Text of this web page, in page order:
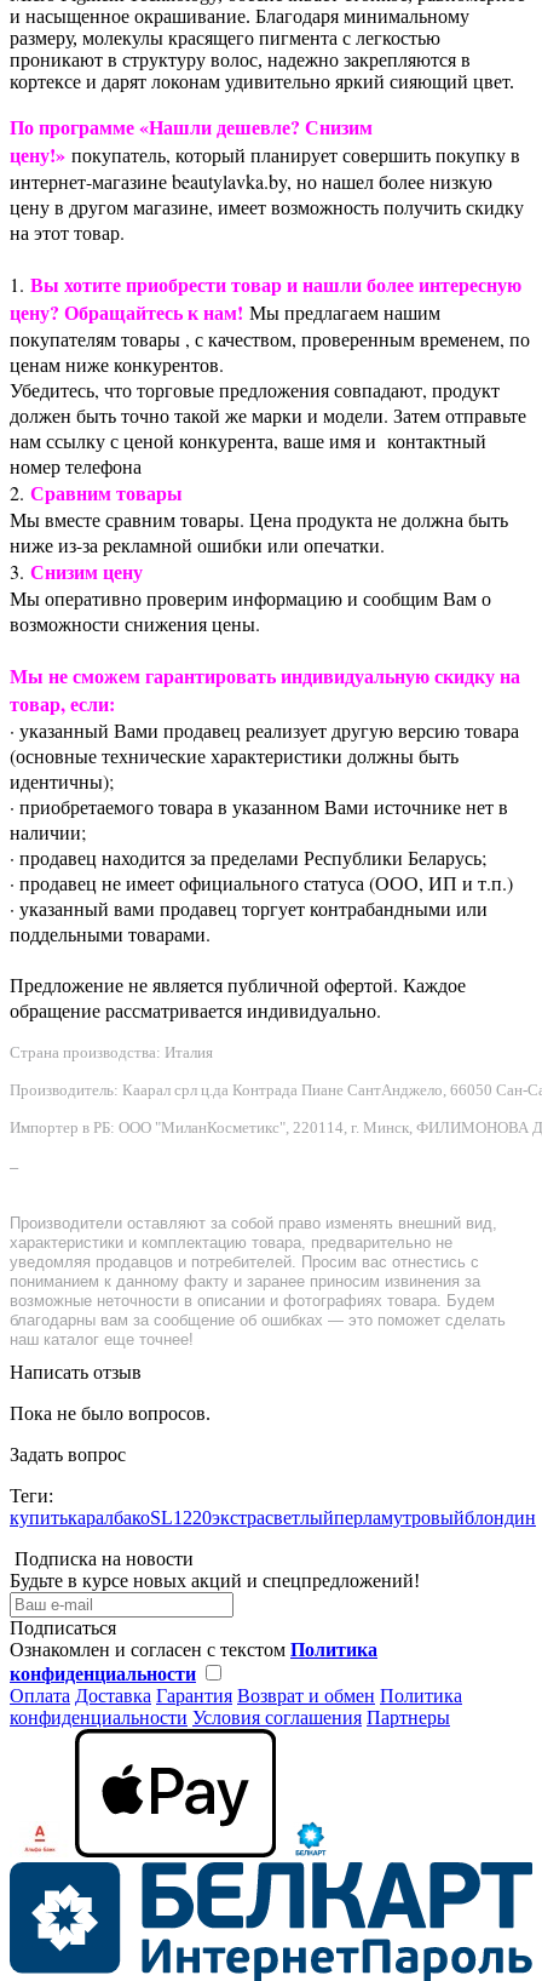
и насыщенное окрашивание. Благодаря минимальному
размеру, молекулы красящего пигмента с легкостью
проникают в структуру волос, надежно закрепляются в
кортексе и дарят локонам удивительно яркий сияющий цвет.
По программе «Нашли дешевле? Снизим
цену!» покупатель, который планирует совершить покупку в
интернет-магазине beautylavka.by, но нашел более низкую
цену в другом магазине, имеет возможность получить скидку
на этот товар.
1. Вы хотите приобрести товар и нашли более интересную
цену? Обращайтесь к нам! Мы предлагаем нашим
покупателям товары , с качеством, проверенным временем, по
ценам ниже конкурентов.
Убедитесь, что торговые предложения совпадают, продукт
должен быть точно такой же марки и модели. Затем отправьте
нам ссылку с ценой конкурента, ваше имя и контактный
номер телефона
2. Сравним товары
Мы вместе сравним товары. Цена продукта не должна быть
ниже из-за рекламной ошибки или опечатки.
3. Снизим цену
Мы оперативно проверим информацию и сообщим Вам о
возможности снижения цены.
Мы не сможем гарантировать индивидуальную скидку на
товар, если:
· указанный Вами продавец реализует другую версию товара
(основные технические характеристики должны быть
идентичны);
· приобретаемого товара в указанном Вами источнике нет в
наличии;
· продавец находится за пределами Республики Беларусь;
· продавец не имеет официального статуса (ООО, ИП и т.п.)
· указанный вами продавец торгует контрабандными или
поддельными товарами.
Предложение не является публичной офертой. Каждое
обращение рассматривается индивидуально.
Страна производства: Италия
Производитель: Каарал срл ц.да Контрада Пиане СантАнджело, 66050 Сан-
Импортер в РБ: ООО "МиланКосметикс", 220114, г. Минск, ФИЛИМОНОВА
–
Производители оставляют за собой право изменять внешний вид,
характеристики и комплектацию товара, предварительно не
уведомляя продавцов и потребителей. Просим вас отнестись с
пониманием к данному факту и заранее приносим извинения за
возможные неточности в описании и фотографиях товара. Будем
благодарны вам за сообщение об ошибках — это поможет сделать
наш каталог еще точнее!
Написать отзыв
Пока не было вопросов.
Задать вопрос
Теги:
купитькаралбакоSL1220экстрасветлыйперламутровыйблондин
Подписка на новости
Будьте в курсе новых акций и спецпредложений!
Подписаться
Ознакомлен и согласен с текстом Политика
конфиденциальности
Оплата Доставка Гарантия Возврат и обмен Политика
конфиденциальности Условия соглашения Партнеры